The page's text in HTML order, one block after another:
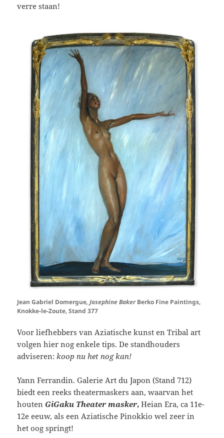
verre staan!
Jean Gabriel Domergue, Josephine BakerBerko Fine Paintings,
Knokke-le-Zoute, Stand 377
Voor liefhebbers van Aziatische kunst en Tribal art
volgen hier nog enkele tips. De standhouders
adviseren: koop nu het nog kan!
Yann Ferrandin. Galerie Art du Japon (Stand 712)
biedt een reeks theatermaskers aan, waarvan het
houten GiGaku Theater masker,Heian Era, ca 11e-
12e eeuw, als een Aziatische Pinokkio wel zeer in
het oog springt!